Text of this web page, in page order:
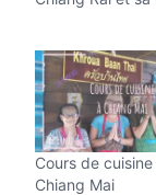
…
Cours de cuisine
Chiang Mai